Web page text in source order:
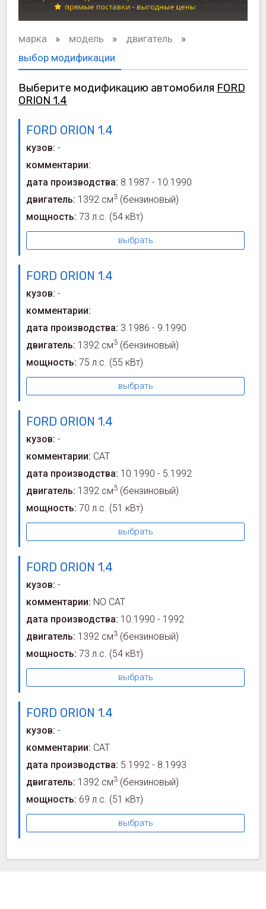
марка модель
двигатель
выбор модификации
Выберите модификацию автомобиля FORD
ORION 1.4
FORD ORION 1.4
кузов: -
комментарии:
дата производства: 8.1987 - 10.1990
двигатель: 1392 см3 (бензиновый)
мощность: 73 л.с. (54 кВт)
выбрать
FORD ORION 1.4
кузов: -
комментарии:
дата производства: 3.1986 - 9.1990
двигатель: 1392 см3 (бензиновый)
мощность: 75 л.с. (55 кВт)
выбрать
FORD ORION 1.4
кузов: -
комментарии: CAT
дата производства: 10.1990 - 5.1992
двигатель: 1392 см3 (бензиновый)
мощность: 70 л.с. (51 кВт)
выбрать
FORD ORION 1.4
кузов: -
комментарии: NO CAT
дата производства: 10.1990 - 1992
двигатель: 1392 см3 (бензиновый)
мощность: 73 л.с. (54 кВт)
выбрать
FORD ORION 1.4
кузов: -
комментарии: CAT
дата производства: 5.1992 - 8.1993
двигатель: 1392 см3 (бензиновый)
мощность: 69 л.с. (51 кВт)
выбрать